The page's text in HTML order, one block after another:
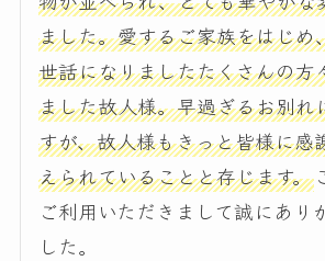
ました。愛するご家族をはじめ
世話になりましたたくさんの方
ました故人様。早過ぎるお別れ
すが、故人様もきっと皆様に感
えられていることと存じます。
ご利用いただきまして誠にあり
した。